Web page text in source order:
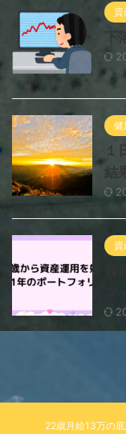
資
健
１
結
資
22歳月給13万の